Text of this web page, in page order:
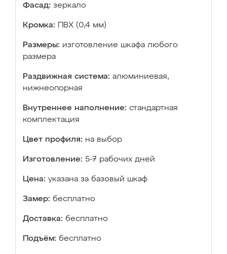
Фасад: зеркало
Кромка: ПВХ (0,4 мм)
Размеры: изготовление шкафа любого
размера
Раздвижная система: алюминиевая,
нижнеопорная
Внутреннее наполнение: стандартная
комплектация
Цвет профиля: на выбор
Изготовление: 5-7 рабочих дней
Цена: указана за базовый шкаф
Замер: бесплатно
Доставка: бесплатно
Подъём: бесплатно